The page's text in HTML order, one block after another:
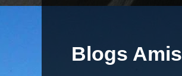
Blogs Amis